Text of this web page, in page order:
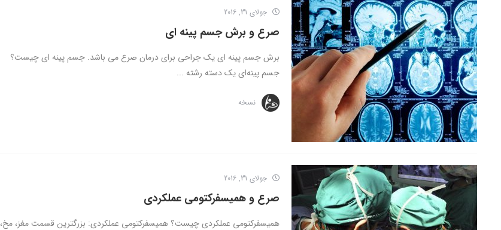
جولای 31, 2016
صرع و برش جسم پینه ای
برش جسم پینه ای یک جراحی برای درمان صرع می باشد. جسم پینه ای چیست؟
جسم پینه‌ای یک دسته رشته ...
نسخه
جولای 31, 2016
صرع و همیسفرکتومی عملکردی
همیسفرکتومی عملکردی چیست؟ همیسفرکتومی عملکردی: بزرگترین قسمت مغز، مخ،